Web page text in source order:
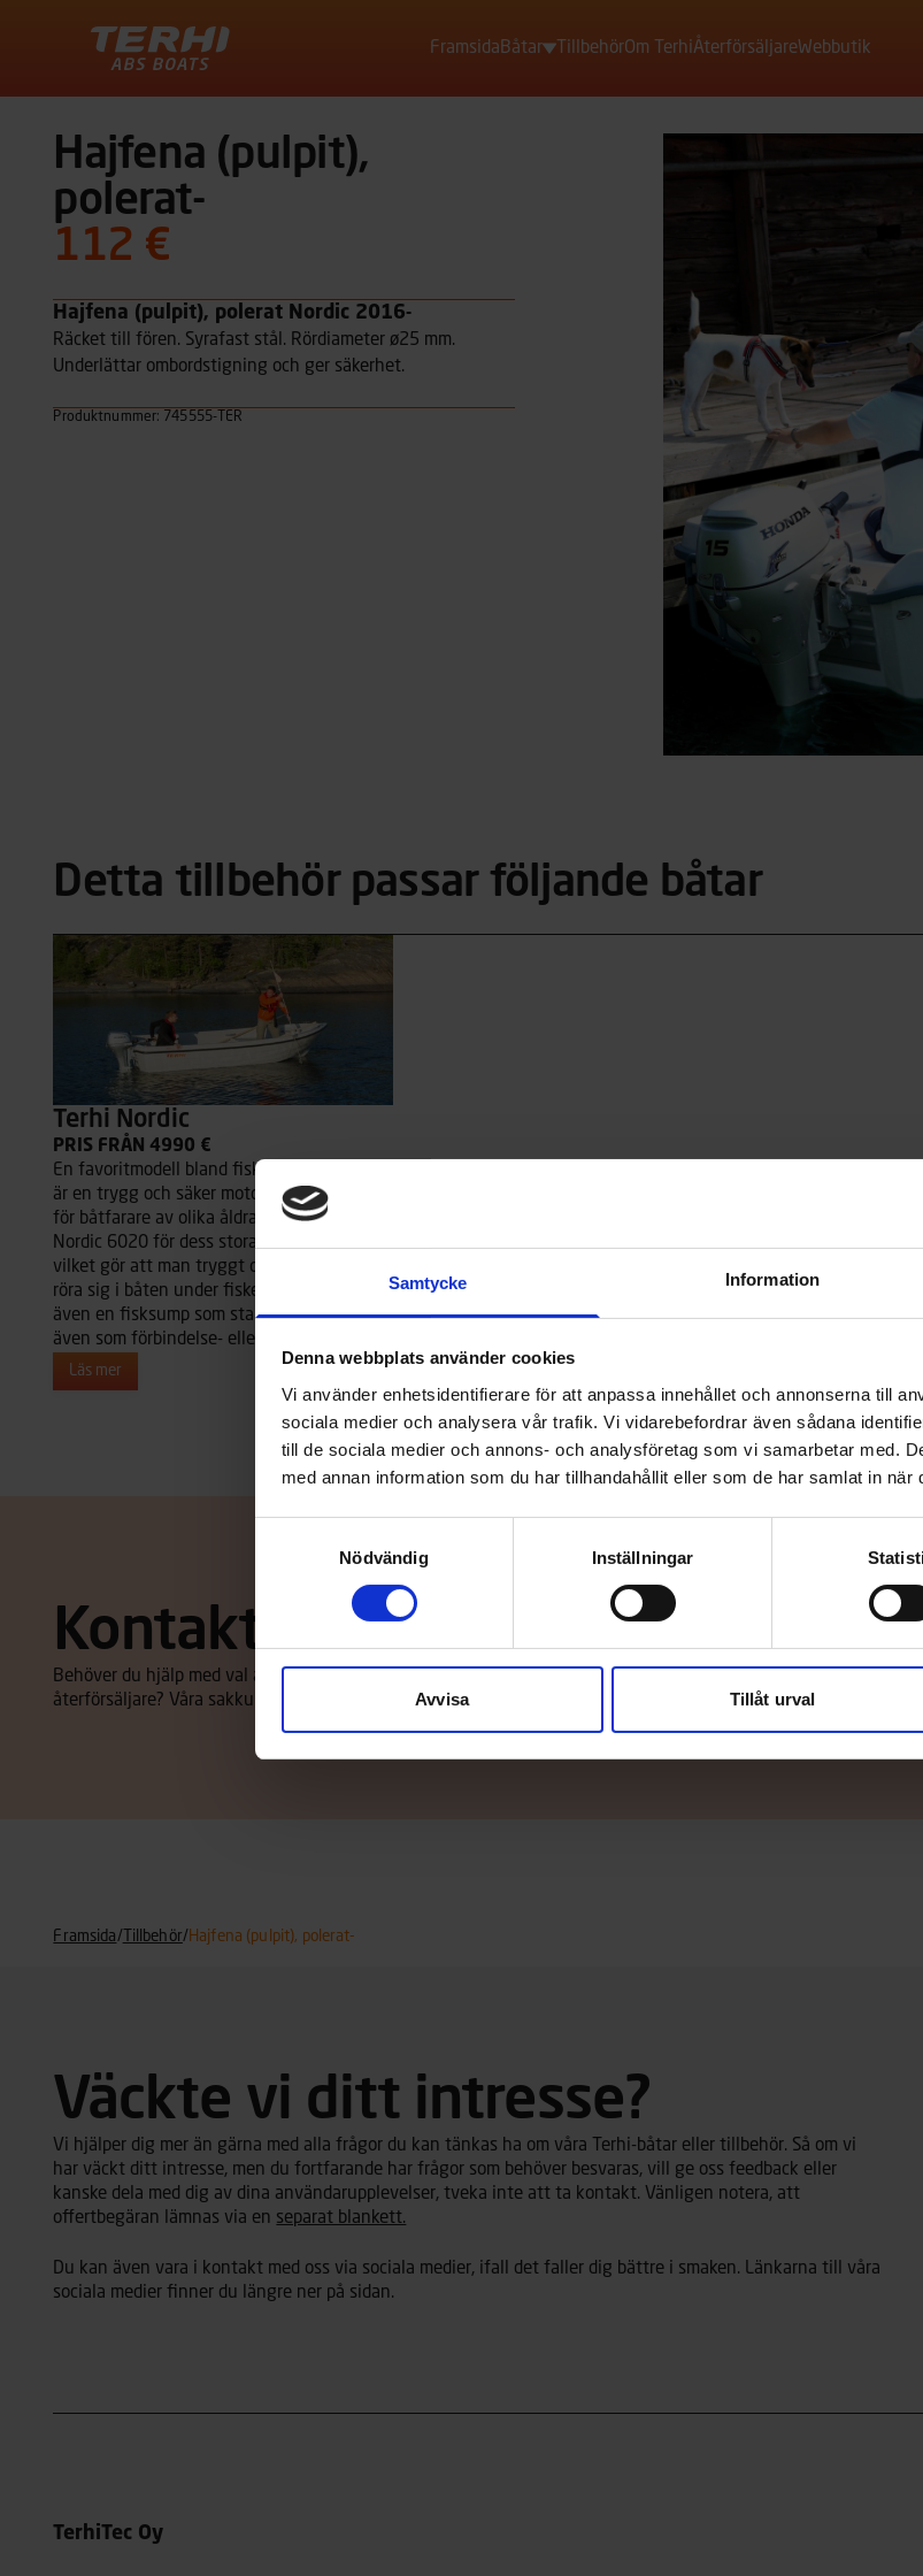
Samtycke Information
Denna webbplats använder cookies
Vi använder enhetsidentifierare för att anpassa innehållet och annonserna till
sociala medier och analysera vår trafik. Vi vidarebefordrar även sådana
till de sociala medier och annons- och analysföretag som vi samarbetar med.
med annan information som du har tillhandahållit eller som de har samlat in när
Nödvändig
Inställningar
Avvisa Tillåt urval
Framsida Båtar TillbehörOm TerhiÅterförsäljareWebbutik
Hajfena (pulpit),
polerat-
112 €
Hajfena (pulpit), polerat Nordic 2016-
Räcket till fören. Syrafast stål. Rördiameter ø25 mm.
Underlättar ombordstigning och ger säkerhet.
Produktnummer: 745555-TER
Detta tillbehör passar följande båtar
Terhi Nordic
PRIS FRÅN 4990 €
En favoritmodell bland fiskare. Nordic 6020
är en trygg och säker motorbåt som passar
för båtfarare av olika åldrar. Fiskare hyllar
Nordic 6020 för dess stora öppna durkyta
vilket gör att man tryggt och säkert kan
röra sig i båten under fisket. Båten har
även en fisksump som standard. Passar
även som förbindelse- eller stugbåt.
Läs mer
Kontakta återförsäljare
Behöver du hjälp med val av båt eller tillbehör, eller vill du be om en offert av din närmaste TG-
återförsäljare? Våra sakkunniga återförsäljare hjälper dig mer än gärna.
Framsida/ Tillbehör/ Hajfena (pulpit), polerat-
Väckte vi ditt intresse?
Vi hjälper dig mer än gärna med alla frågor du kan tänkas ha om våra Terhi-båtar eller tillbehör. Så om vi
har väckt ditt intresse, men du fortfarande har frågor som behöver besvaras, vill ge oss feedback eller
kanske dela med dig av dina användarupplevelser, tveka inte att ta kontakt. Vänligen notera, att
offertbegäran lämnas via en separat blankett.
Du kan även vara i kontakt med oss via sociala medier, ifall det faller dig bättre i smaken. Länkarna till våra
sociala medier finner du längre ner på sidan.
TerhiTec Oy